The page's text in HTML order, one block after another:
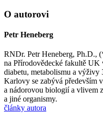
O autorovi
Petr Heneberg
RNDr. Petr Heneberg, Ph.D.,
na Přírodovědecké fakultě
diabetu, metabolismu a
Karlovy se zabývá především
a nádorovou biologií a vlivem
a jiné organismy.
články autora